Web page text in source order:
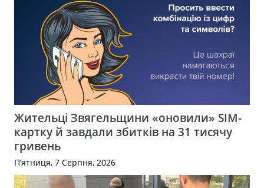
Жительці Звягельщини «оновили» SIM-
картку й завдали збитків на 31 тисячу
гривень
П’ятниця, 7 Серпня, 2026